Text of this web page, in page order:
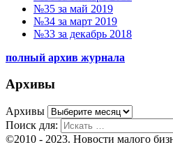
№35 за май 2019
№34 за март 2019
№33 за декабрь 2018
полный архив журнала
Архивы
Архивы
Поиск для:
©2010 - 2023. Новости малого